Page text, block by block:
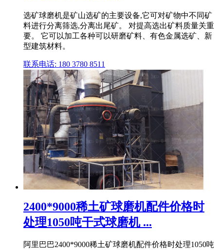
选矿球磨机是矿山选矿的主要设备,它可对矿物中不同矿
料进行分离筛选,分离出尾矿。 对提高选出矿料质量关重
要。 它可以加工各种可以研磨矿料、有色金属选矿、新
型建筑材料。
联系电话: 180 3780 8511
2400*9000稀土矿球磨机配件价格时
处理1050吨干式球磨机 ...
阿里巴巴2400*9000稀土矿球磨机配件价格时处理1050吨